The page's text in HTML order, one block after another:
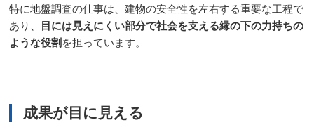
特に地盤調査の仕事は、建物の安全性を左右する重要な工程で
あり、
目には見えにくい部分で社会を支える縁の下の力持ちの
ような役割 を担っています。
成果が目に見える